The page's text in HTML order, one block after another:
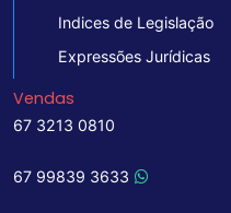
Indices de Legislação
Expressões Jurídicas
Vendas
67 3213 0810
67 99839 3633